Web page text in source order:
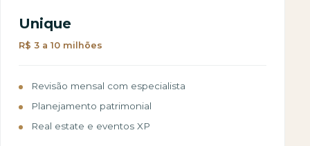
Unique
R$ 3 a 10 milhões
Revisão mensal com especialista
Planejamento patrimonial
Real estate e eventos XP